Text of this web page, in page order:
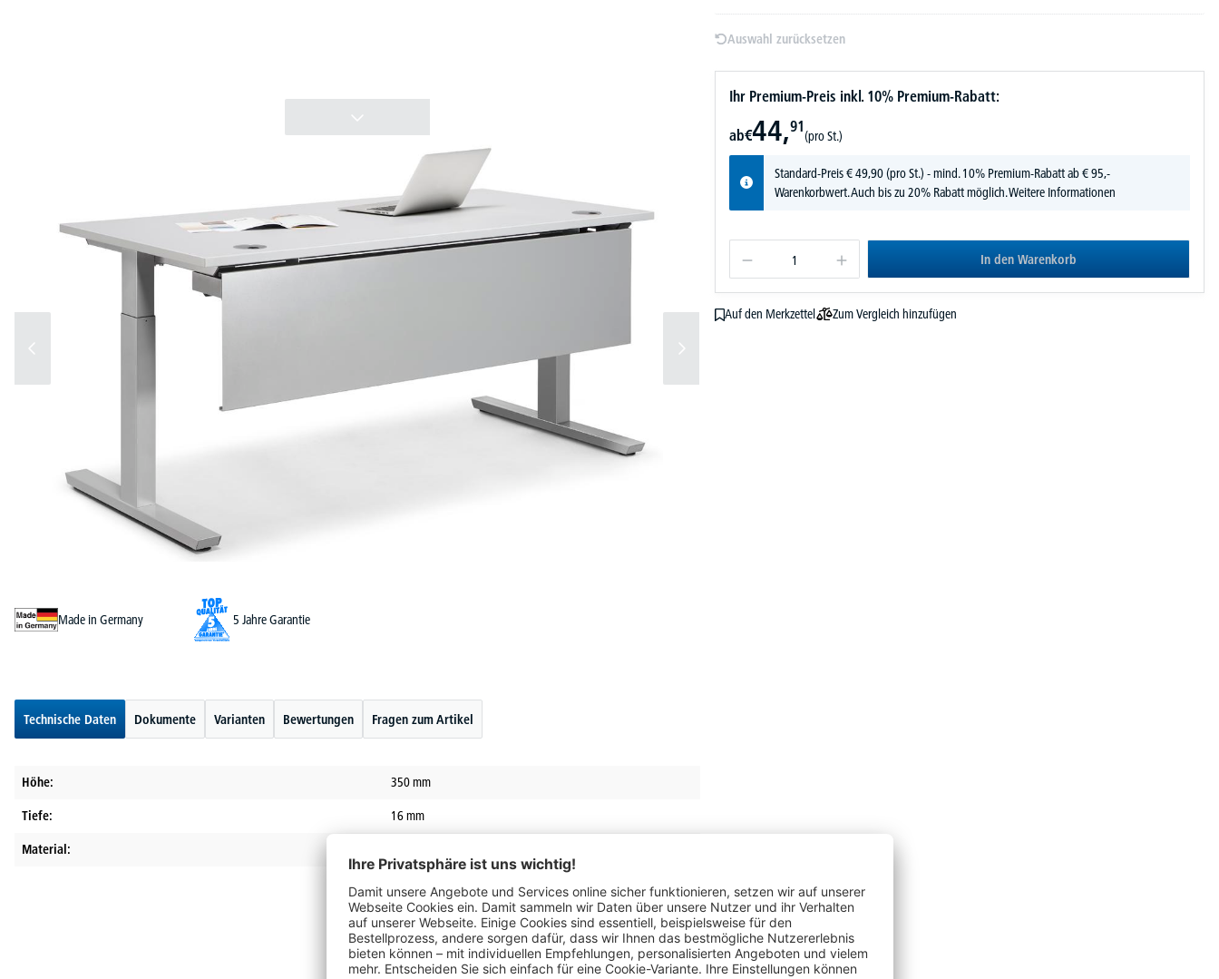
Auswahl zurücksetzen
Ihr Premium-Preis inkl. 10% Premium-Rabatt:
ab€44,91
(pro St.)
Standard-Preis€49,90(pro St.) - mind. 10% Premium-Rabatt ab € 95,-
Warenkorbwert. Auch bis zu 20% Rabatt möglich.Weitere Informationen
In den Warenkorb
Auf den Merkzettel Zum Vergleich hinzufügen
Made in Germany 5 Jahre Garantie
Technische Daten Dokumente Varianten Bewertungen Fragen zum Artikel
Höhe: 350mm
Tiefe: 16mm
Material:
Das hat auch andere Kunden interessiert